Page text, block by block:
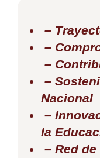
–
–
–
–
Nacional
–
la
– Red